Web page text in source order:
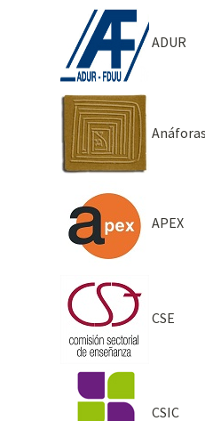
ADUR
Anáforas
APEX
CSE
CSIC